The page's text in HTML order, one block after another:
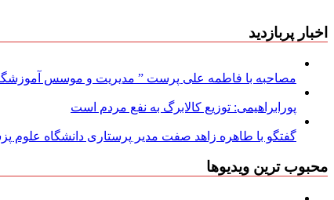
اخبار پربازدید
مصاحبه با فاطمه علی پرست ” مدیریت و موسس
پورابراهیمی: توزیع کالابرگ به نفع مردم است
گفتگو با طاهره زاهد صفت مدیر پرستاری دانشگاه علوم
محبوب ترین ویدیوها